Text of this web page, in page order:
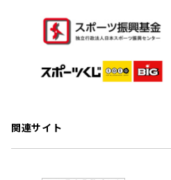
関連サイト